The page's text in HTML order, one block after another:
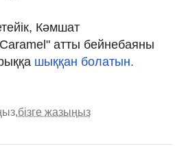
Кәмшат
атты бейнебаяны
шыққан болатын.
бізге жазыңыз